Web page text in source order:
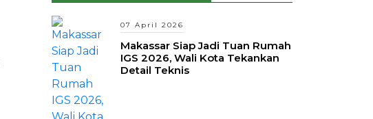
07 April 2026
Makassar Siap Jadi Tuan Rumah
IGS 2026, Wali Kota Tekankan
Detail Teknis